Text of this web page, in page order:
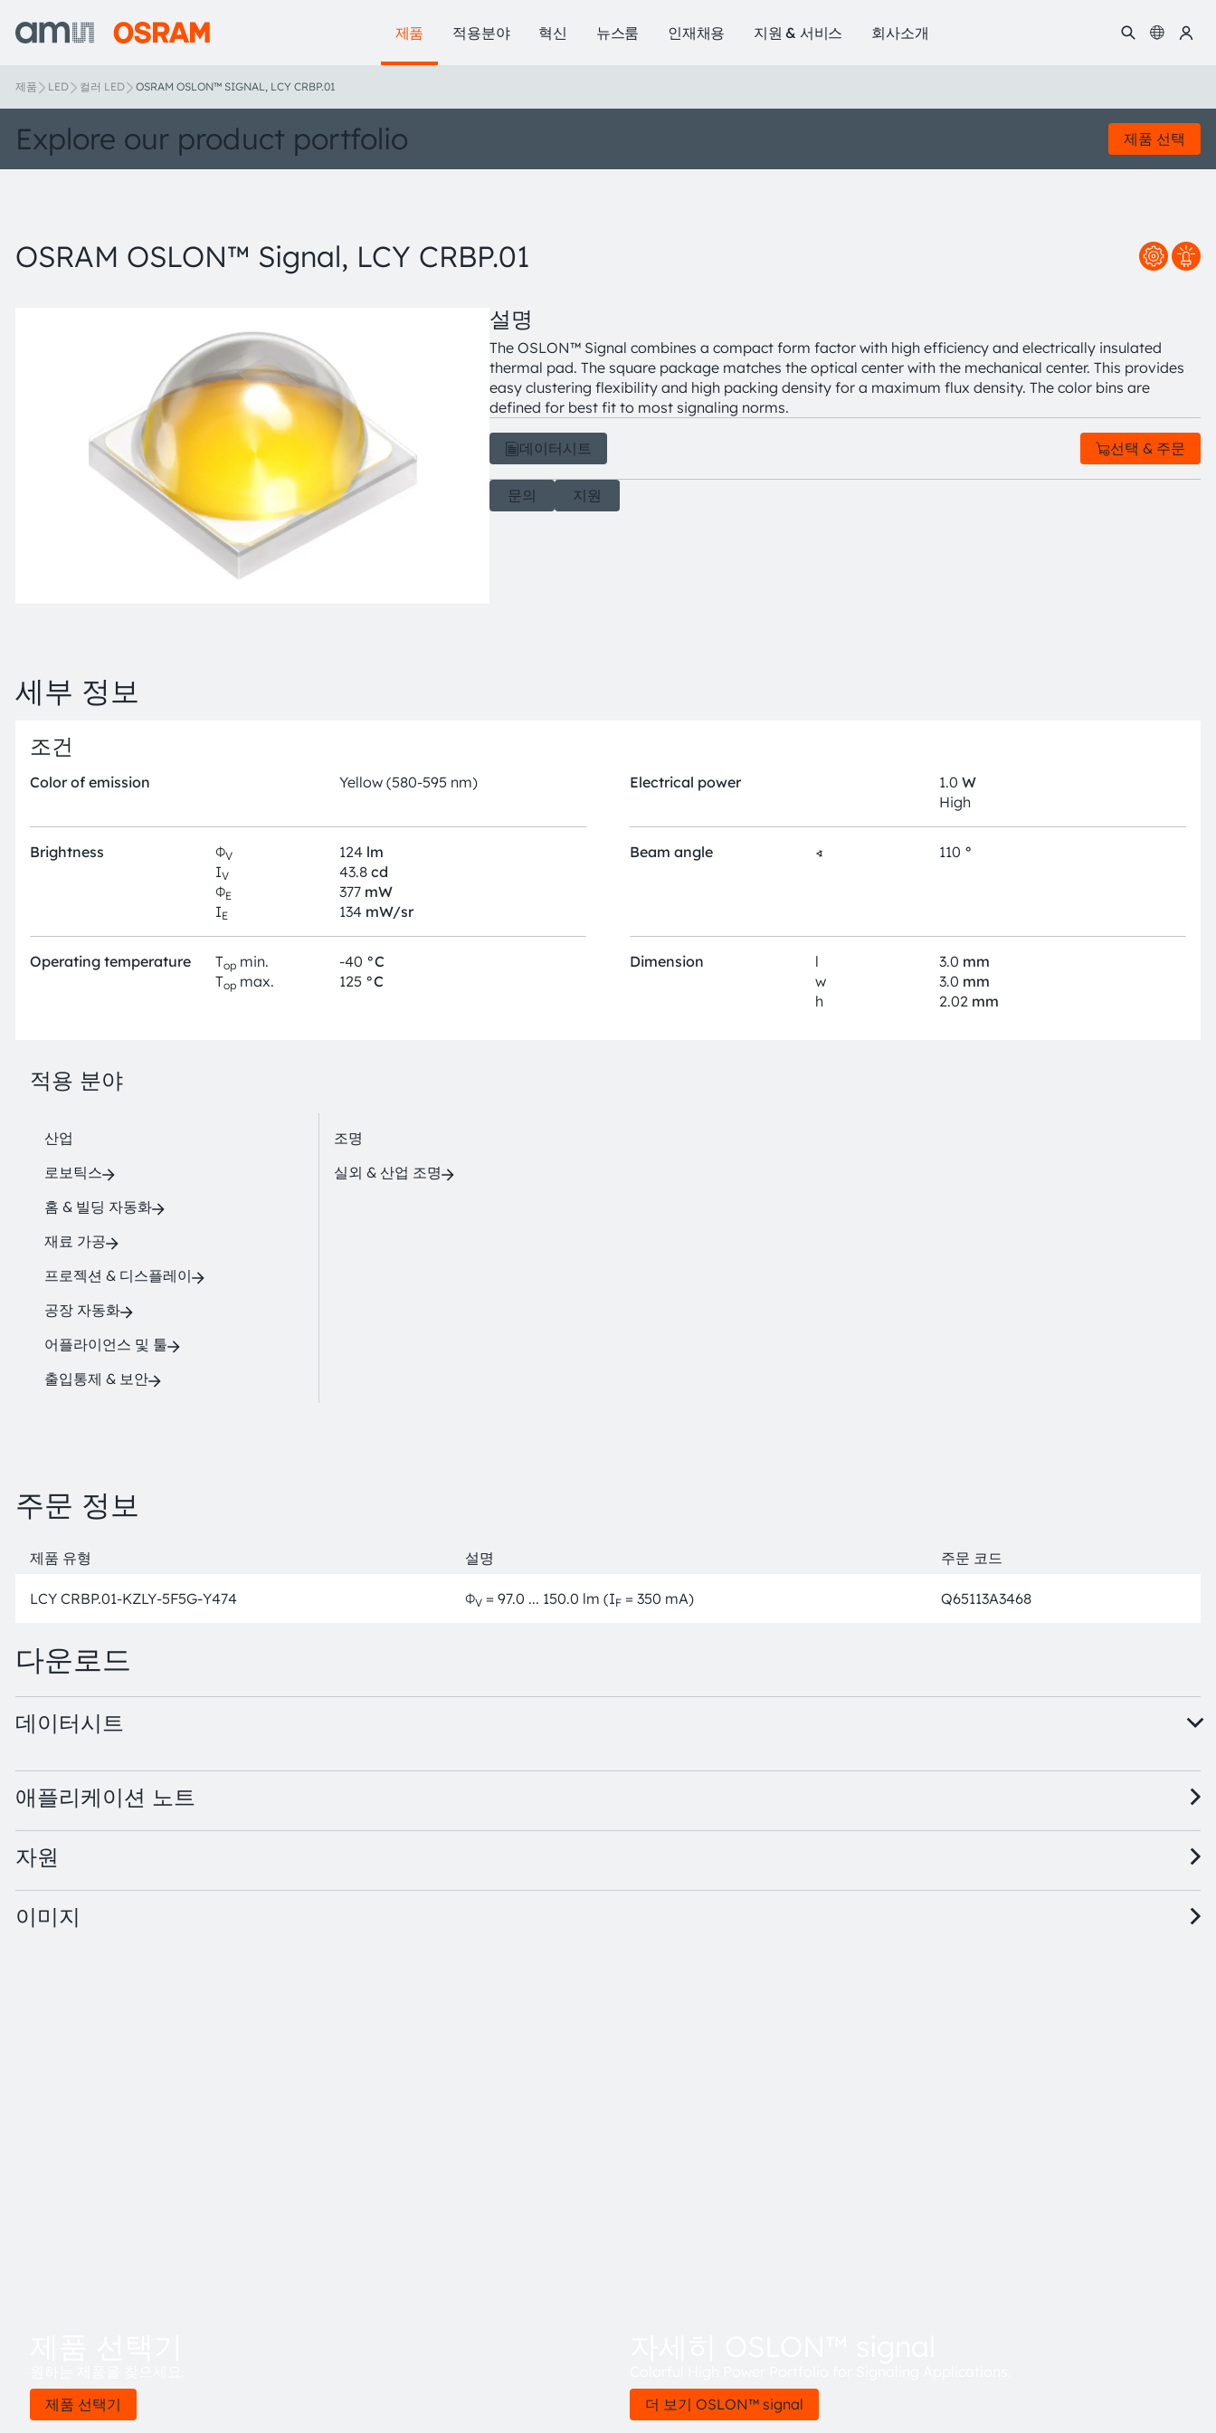
제품 적용분야 혁신 뉴스룸 인재채용 지원 & 서비스 회사소개
제품 LED 컬러 LED OSRAM OSLON™ SIGNAL, LCY CRBP.01
Explore our product portfolio 제품 선택
OSRAM OSLON™ Signal, LCY CRBP.01
설명
The OSLON™ Signal combines a compact form factor with high efficiency and electrically insulated
thermal pad. The square package matches the optical center with the mechanical center. This provides
easy clustering flexibility and high packing density for a maximum flux density. The color bins are
defined for best fit to most signaling norms.
데이터시트 선택 & 주문
문의 지원
세부 정보
조건
Color of emission Yellow (580-595 nm) Electrical power 1.0 W
High
Brightness ΦV 124 lm
IV 43.8 cd
ΦE 377 mW
IE 134 mW/sr
Beam angle ∢ 110 °
Operating temperature Top min. -40 °C
Top max. 125 °C
Dimension l 3.0 mm
w
3.0 mm
h
2.02 mm
적용 분야
산업
로보틱스
홈 & 빌딩 자동화
재료 가공
프로젝션 & 디스플레이
공장 자동화
어플라이언스 및 툴
출입통제 & 보안
조명
실외 & 산업 조명
주문 정보
제품 유형 설명 주문 코드
LCY CRBP.01-KZLY-5F5G-Y474 ΦV = 97.0 ... 150.0 lm (IF = 350 mA) Q65113A3468
다운로드
데이터시트
애플리케이션 노트
자원
이미지
제품 선택기
더 보기 OSLON™ signal